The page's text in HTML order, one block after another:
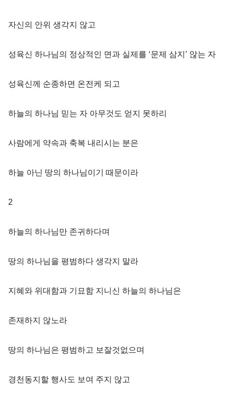
자신의 안위 생각지 않고
성육신 하나님의 정상적인 면과 실제를 ‘문제 삼지’ 않는 자
성육신께 순종하면 온전케 되고
하늘의 하나님 믿는 자 아무것도 얻지 못하리
사람에게 약속과 축복 내리시는 분은
하늘 아닌 땅의 하나님이기 때문이라
2
하늘의 하나님만 존귀하다며
땅의 하나님을 평범하다 생각지 말라
지혜와 위대함과 기묘함 지니신 하늘의 하나님은
존재하지 않노라
땅의 하나님은 평범하고 보잘것없으며
경천동지할 행사도 보여 주지 않고